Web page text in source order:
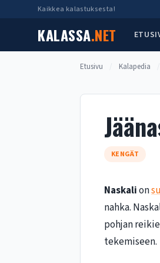
Kaikkea kalastuksesta!
KALASSA.NET
Etusivu Kalapedia
KENGÄT
Naskalion
nahka.
pohjan
tekemiseen.